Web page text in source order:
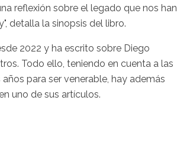
reflexión sobre el legado que nos han
detalla la sinopsis del libro.
2022 y ha escrito sobre Diego
Todo ello, teniendo en cuenta a las
para ser venerable, hay además
uno de sus artículos.